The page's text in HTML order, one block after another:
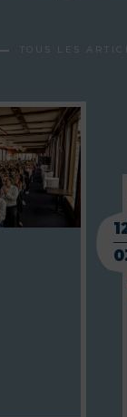
TOUS LES